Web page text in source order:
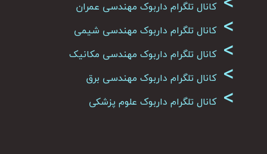
کانال تلگرام داربوک مهندسی عمران
> کانال تلگرام داربوک مهندسی شیمی
> کانال تلگرام داربوک مهندسی مکانیک
> کانال تلگرام داربوک مهندسی برق
> کانال تلگرام داربوک علوم پزشکی